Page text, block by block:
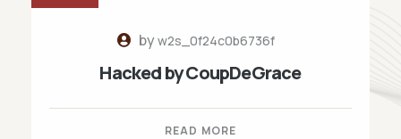
byw2s_0f24c0b6736f
Hacked by CoupDeGrace
READ MORE